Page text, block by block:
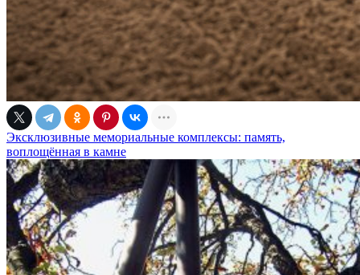
Эксклюзивные мемориальные комплексы: память,
воплощённая в камне